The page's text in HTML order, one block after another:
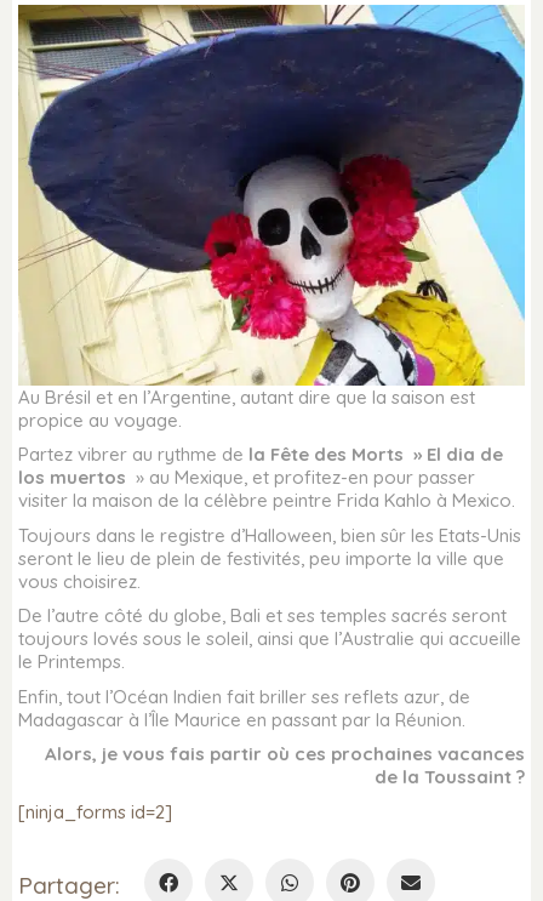
Au Brésil et en l’Argentine, autant dire que la saison est
propice au voyage.
Partez vibrer au rythme de la Fête des Morts » El dia de
los muertos » au Mexique, et profitez-en pour passer
visiter la maison de la célèbre peintre Frida Kahlo à Mexico.
Toujours dans le registre d’Halloween, bien sûr les Etats-Unis
seront le lieu de plein de festivités, peu importe la ville que
vous choisirez.
De l’autre côté du globe, Bali et ses temples sacrés seront
toujours lovés sous le soleil, ainsi que l’Australie qui accueille
le Printemps.
Enfin, tout l’Océan Indien fait briller ses reflets azur, de
Madagascar à l’Île Maurice en passant par la Réunion.
Alors, je vous fais partir où ces prochaines vacances
de la Toussaint ?
[ninja_forms id=2]
Partager: